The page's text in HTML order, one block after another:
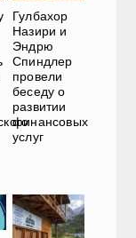
Гулбахор
Назири и
Эндрю
Спиндлер
провели
беседу о
развитии
финансовых
услуг